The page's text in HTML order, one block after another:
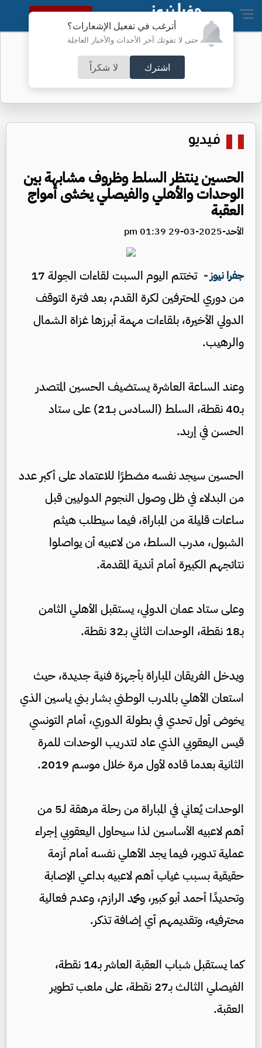
أترغب في تفعيل الإشعارات؟
حتى لا تفوتك آخر الأحداث والأخبار العاجلة
اشترك لا شكراً
النسخة الكاملة
فيديو
الحسين ينتظر السلط وظروف مشابهة بين
الوحدات والأهلي والفيصلي يخشى أمواج
العقبة
الأحد-2025-03-29 01:39 pm
جفرا نيوز -
تختتم اليوم السبت لقاءات الجولة 17
من دوري المحترفين لكرة القدم، بعد فترة التوقف
الدولي الأخيرة، بلقاءات مهمة أبرزها غزاة الشمال
والرهيب.
وعند الساعة العاشرة يستضيف الحسين المتصدر
بـ40 نقطة، السلط (السادس بـ21) على ستاد
الحسن في إربد.
الحسين سيجد نفسه مضطرًا للاعتماد على أكبر عدد
من البدلاء في ظل وصول النجوم الدوليين قبل
ساعات قليلة من المباراة، فيما سيطلب هيثم
الشبول، مدرب السلط، من لاعبيه أن يواصلوا
نتائجهم الكبيرة أمام أندية المقدمة.
وعلى ستاد عمان الدولي، يستقبل الأهلي الثامن
بـ18 نقطة، الوحدات الثاني بـ32 نقطة.
ويدخل الفريقان المباراة بأجهزة فنية جديدة، حيث
استعان الأهلي بالمدرب الوطني بشار بني ياسين الذي
يخوض أول تحدي في بطولة الدوري، أمام التونسي
قيس اليعقوبي الذي عاد لتدريب الوحدات للمرة
الثانية بعدما قاده لأول مرة خلال موسم 2019.
الوحدات يُعاني في المباراة من رحلة مرهقة لـ5 من
أهم لاعبيه الأساسين لذا سيحاول اليعقوبي إجراء
عملية تدوير، فيما يجد الأهلي نفسه أمام أزمة
حقيقية بسبب غياب أهم لاعبيه بداعي الإصابة
وتحديدًا أحمد أبو كبير، ومحمد الرازم، وعدم فعالية
محترفيه، وتقديمهم أي إضافة تذكر.
كما يستقبل شباب العقبة العاشر بـ14 نقطة،
الفيصلي الثالث بـ27 نقطة، على ملعب تطوير
العقبة.